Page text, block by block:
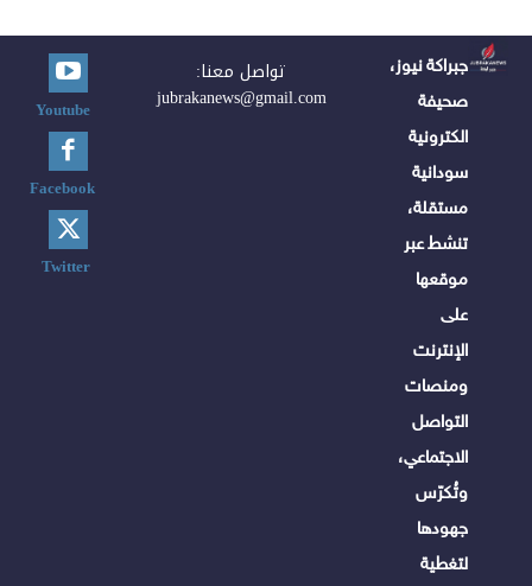
جبراكة نيوز،
صحيفة
الكترونية
سودانية
مستقلة،
تنشط عبر
موقعها
على
الإنترنت
ومنصات
التواصل
الاجتماعي،
وتُكرّس
جهودها
لتغطية
تواصل معنا:
jubrakanews@gmail.com
Youtube
Facebook
Twitter